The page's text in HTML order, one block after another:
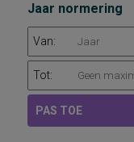
Jaar normering
Van:
Tot:
PAS TOE